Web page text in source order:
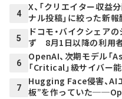
4
X、「クリエイター収益
ナル投稿」に絞った新
5
ドコモ・バイクシェア
ず 8月1日以降の利用者
6
OpenAI、次期モデル「
「Critical」級サイバー
7
Hugging Face侵害、AI
板”を作っていた